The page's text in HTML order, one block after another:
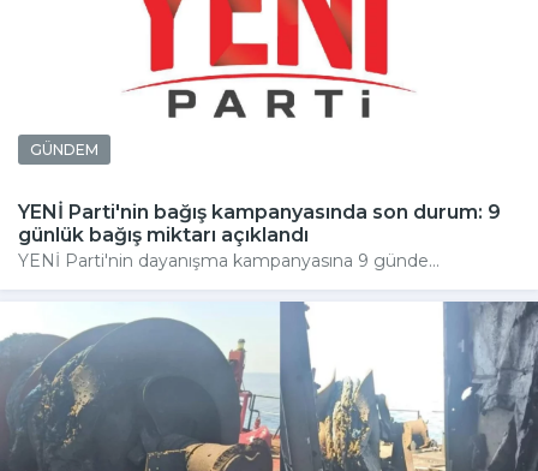
GÜNDEM
YENİ Parti'nin bağış kampanyasında son durum: 9
günlük bağış miktarı açıklandı
YENİ Parti'nin dayanışma kampanyasına 9 günde...